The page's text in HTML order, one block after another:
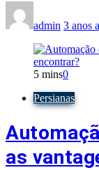
admin 3 anos
5 mins0
Persianas
as